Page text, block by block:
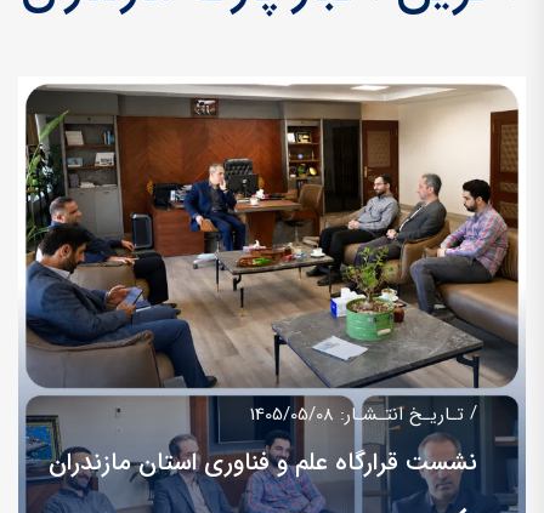
تـاریـخ انتـشـار: 1405/05/08
نشست قرارگاه علم و فناوری استان مازندران